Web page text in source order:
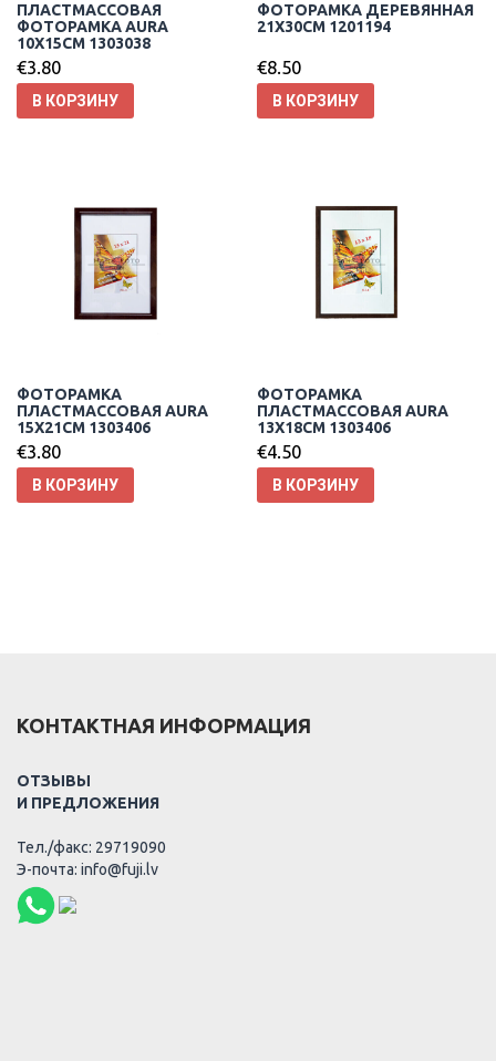
ПЛАСТМАССОВАЯ
ФОТОРАМКА AURA
10X15CM 1303038
€3.80
В КОРЗИНУ
ФОТОРАМКА ДЕРЕВЯННАЯ
21X30CM 1201194
€8.50
В КОРЗИНУ
ФОТОРАМКА
ПЛАСТМАССОВАЯ AURA
15X21CM 1303406
€3.80
В КОРЗИНУ
ФОТОРАМКА
ПЛАСТМАССОВАЯ AURA
13X18CM 1303406
€4.50
В КОРЗИНУ
КОНТАКТНАЯ ИНФОРМАЦИЯ
ОТЗЫВЫ
И ПРЕДЛОЖЕНИЯ
Тел./факс: 29719090
Э-почта: info@fuji.lv